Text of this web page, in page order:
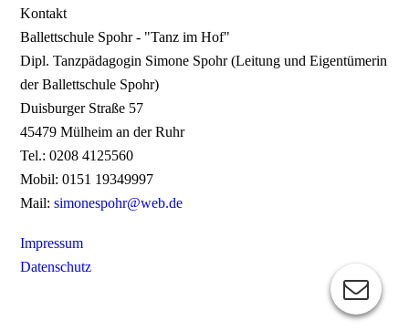
Kontakt
Ballettschule Spohr - "Tanz im Hof"
Dipl. Tanzpädagogin Simone Spohr (Leitung und Eigentümerin
der Ballettschule Spohr)
Duisburger Straße 57
45479 Mülheim an der Ruhr
Tel.: 0208 4125560
Mobil: 0151 19349997
Mail:simonespohr@web.de
Impressum
Datenschutz